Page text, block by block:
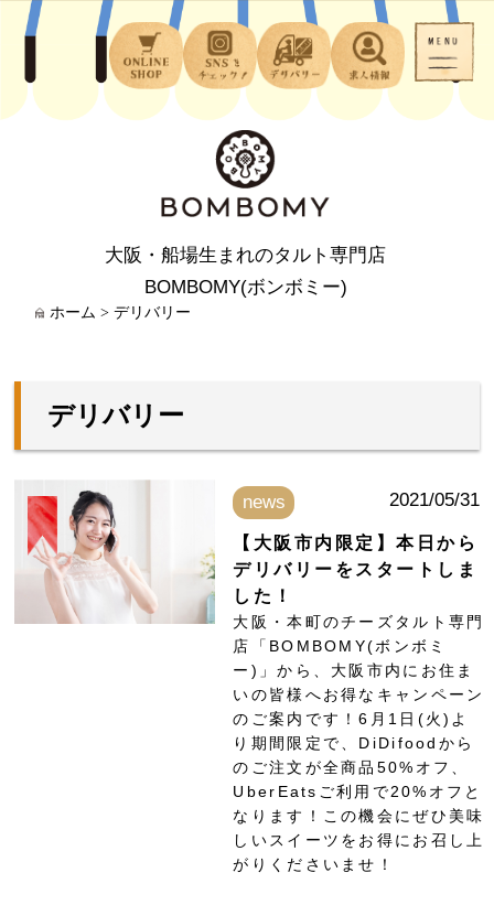
大阪・船場生まれのタルト専門店
BOMBOMY(ボンボミー)
ホーム > デリバリー
デリバリー
news 2021/05/31
【大阪市内限定】本日から
デリバリーをスタートしま
した！
大阪・本町のチーズタルト専門
店「BOMBOMY(ボンボミ
ー)」から、大阪市内にお住ま
いの皆様へお得なキャンペーン
のご案内です！6月1日(火)よ
り期間限定で、DiDifoodから
のご注文が全商品50%オフ、
UberEatsご利用で20%オフと
なります！この機会にぜひ美味
しいスイーツをお得にお召し上
がりくださいませ！